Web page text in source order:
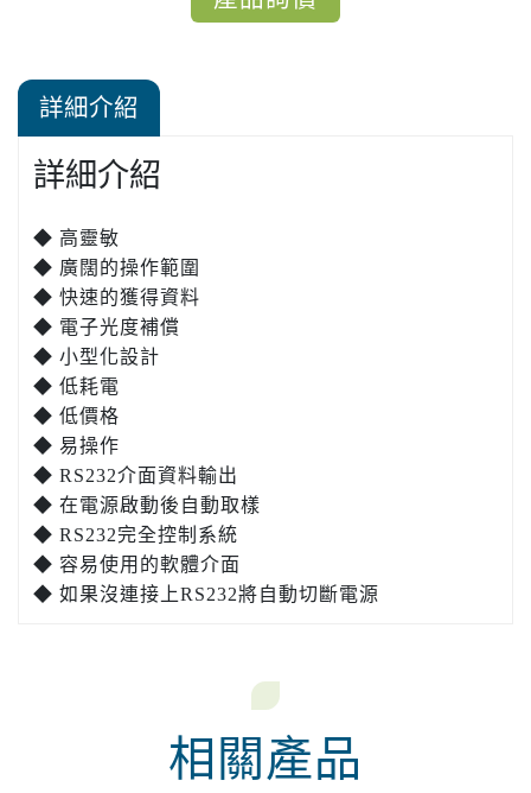
詳細介紹
詳細介紹
◆ 高靈敏
◆ 廣闊的操作範圍
◆ 快速的獲得資料
◆ 電子光度補償
◆ 小型化設計
◆ 低耗電
◆ 低價格
◆ 易操作
◆ RS232介面資料輸出
◆ 在電源啟動後自動取樣
◆ RS232完全控制系統
◆ 容易使用的軟體介面
◆ 如果沒連接上RS232將自動切斷電源
相關產品